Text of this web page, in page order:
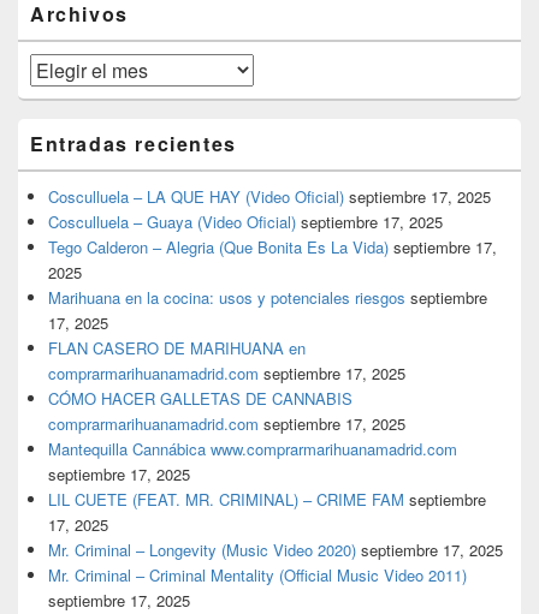
lateral
primaria
Archivos
Archivos
Entradas recientes
Cosculluela – LA QUE HAY (Video Oficial) septiembre 17, 2025
Cosculluela – Guaya (Video Oficial) septiembre 17, 2025
Tego Calderon – Alegria (Que Bonita Es La Vida) septiembre 17,
2025
Marihuana en la cocina: usos y potenciales riesgos septiembre
17, 2025
FLAN CASERO DE MARIHUANA en
comprarmarihuanamadrid.com septiembre 17, 2025
CÓMO HACER GALLETAS DE CANNABIS
comprarmarihuanamadrid.com septiembre 17, 2025
Mantequilla Cannábica www.comprarmarihuanamadrid.com
septiembre 17, 2025
LIL CUETE (FEAT. MR. CRIMINAL) – CRIME FAM septiembre
17, 2025
Mr. Criminal – Longevity (Music Video 2020) septiembre 17, 2025
Mr. Criminal – Criminal Mentality (Official Music Video 2011)
septiembre 17, 2025